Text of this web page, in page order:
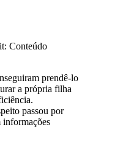
Conteúdo
prendê-lo
a própria filha
passou por
informações